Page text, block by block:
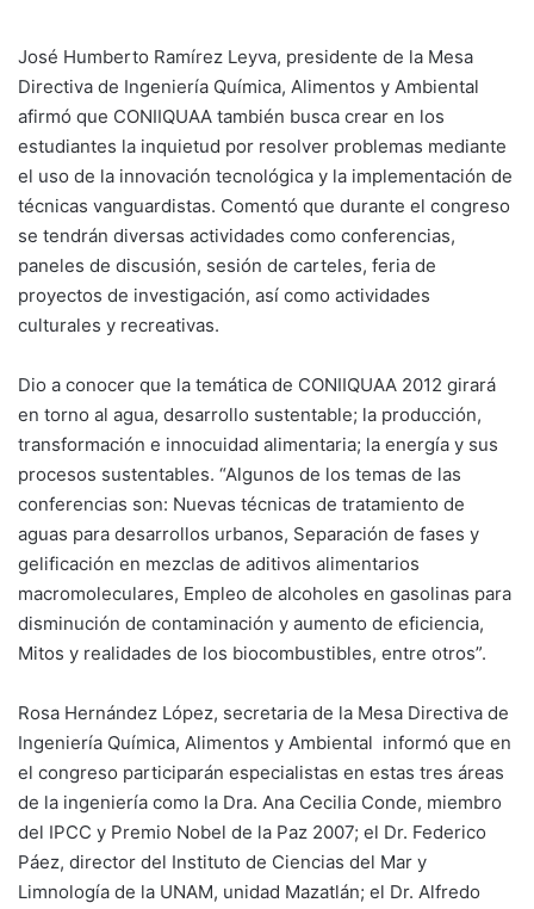
José Humberto Ramírez Leyva, presidente de la Mesa
Directiva de Ingeniería Química, Alimentos y Ambiental
afirmó que CONIIQUAA también busca crear en los
estudiantes la inquietud por resolver problemas mediante
el uso de la innovación tecnológica y la implementación de
técnicas vanguardistas. Comentó que durante el congreso
se tendrán diversas actividades como conferencias,
paneles de discusión, sesión de carteles, feria de
proyectos de investigación, así como actividades
culturales y recreativas.
Dio a conocer que la temática de CONIIQUAA 2012 girará
en torno al agua, desarrollo sustentable; la producción,
transformación e innocuidad alimentaria; la energía y sus
procesos sustentables. “Algunos de los temas de las
conferencias son: Nuevas técnicas de tratamiento de
aguas para desarrollos urbanos, Separación de fases y
gelificación en mezclas de aditivos alimentarios
macromoleculares, Empleo de alcoholes en gasolinas para
disminución de contaminación y aumento de eficiencia,
Mitos y realidades de los biocombustibles, entre otros”.
Rosa Hernández López, secretaria de la Mesa Directiva de
Ingeniería Química, Alimentos y Ambiental informó que en
el congreso participarán especialistas en estas tres áreas
de la ingeniería como la Dra. Ana Cecilia Conde, miembro
del IPCC y Premio Nobel de la Paz 2007; el Dr. Federico
Páez, director del Instituto de Ciencias del Mar y
Limnología de la UNAM, unidad Mazatlán; el Dr. Alfredo